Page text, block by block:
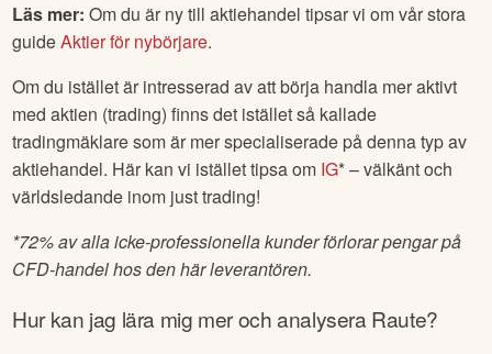
Läs mer: Om du är ny till aktiehandel tipsar vi om vår stora
guideAktier för nybörjare.
Om du istället är intresserad av att börja handla mer aktivt
med aktien (trading) finns det istället så kallade
tradingmäklare som är mer specialiserade på denna typ av
aktiehandel. Här kan vi istället tipsa om IG* – välkänt och
världsledande inom just trading!
*72% av alla icke-professionella kunder förlorar pengar på
CFD-handel hos den här leverantören.
Hur kan jag lära mig mer och analyseraRaute?